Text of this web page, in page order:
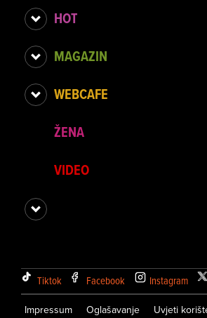
HOT
MAGAZIN
WEBCAFE
ŽENA
VIDEO
Tiktok Facebook Instagram
Impressum Oglašavanje Uvjeti